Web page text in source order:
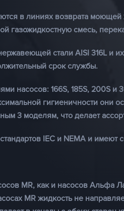
в линиях возврата
газожидкостную смесь,
стали AISI 316L и
срок службы.
насосов: 166S, 185S, 200S
гигиеничности они
3 моделям, что делает
IEC и NEMA и имеют
MR, как и насосов Альфа
MR жидкость не